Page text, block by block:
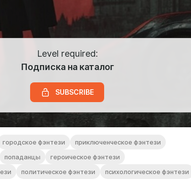
Level required:
Подписка на каталог
SUBSCRIBE
городское фэнтези
приключенческое фэнтези
попаданцы
героическое фэнтези
политическое фэнтези психологическое фэнтези